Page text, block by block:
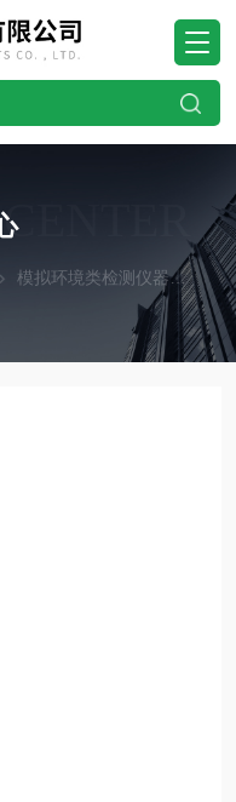
模拟环境类检测仪器 紫